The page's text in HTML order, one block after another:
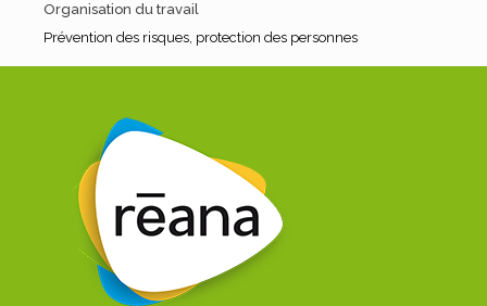
Organisation du travail
Prévention des risques, protection des personnes